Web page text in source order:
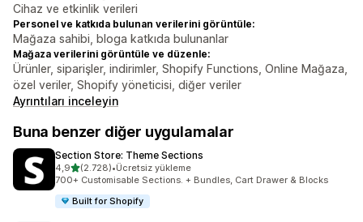
Cihaz ve etkinlik verileri
Personel ve katkıda bulunan verilerini görüntüle:
Mağaza sahibi, bloga katkıda bulunanlar
Mağaza verilerini görüntüle ve düzenle:
Ürünler, siparişler, indirimler, Shopify Functions, Online Mağaza,
özel veriler, Shopify yöneticisi, diğer veriler
Ayrıntıları inceleyin
Buna benzer diğer uygulamalar
Section Store: Theme Sections
4,95 yıldız üzerinden
(2.728)
toplam 2728 değerlendirme
•Ücretsiz yükleme
700+ Customisable Sections. + Bundles, Cart Drawer & Blocks
Built for Shopify